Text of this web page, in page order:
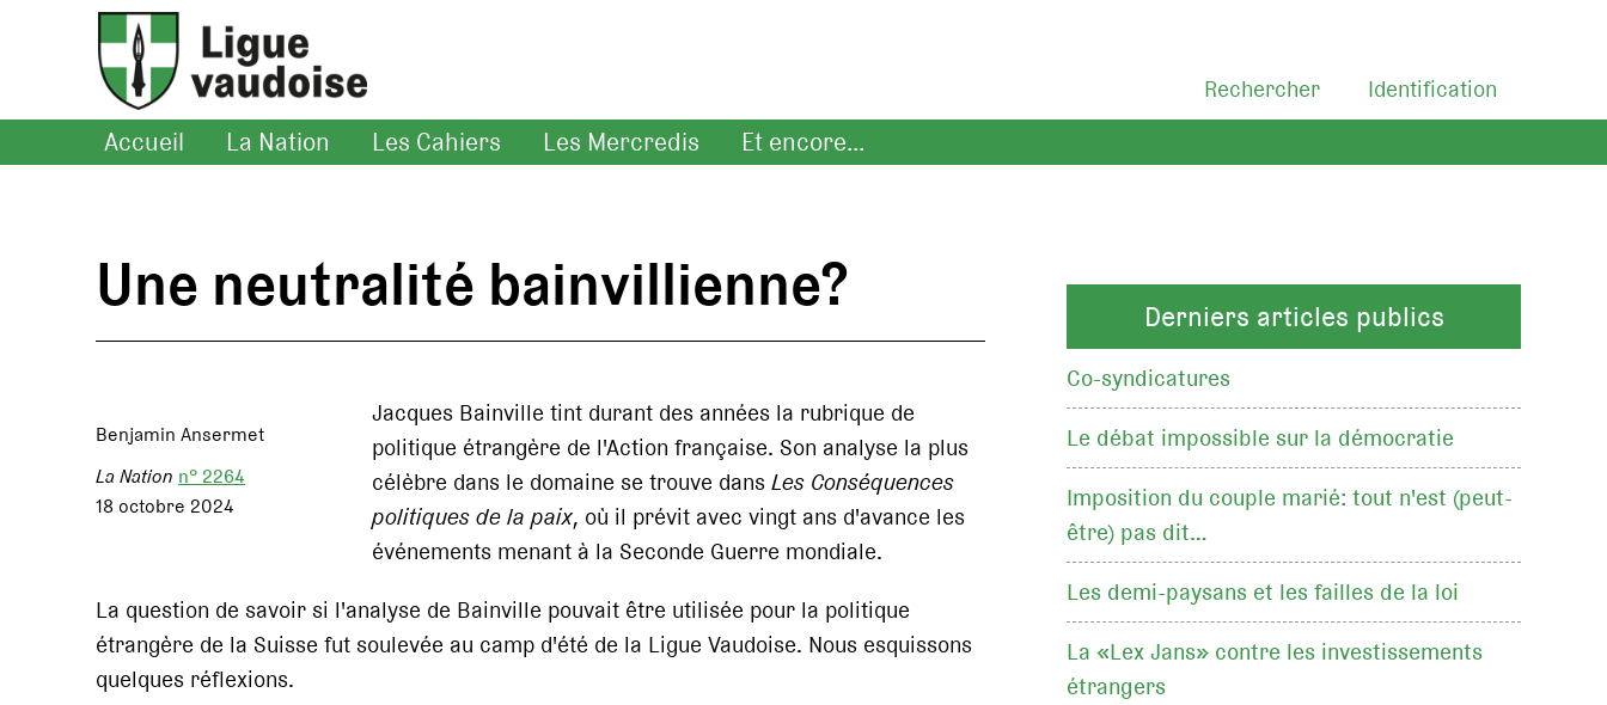
Identification
Rechercher
Accueil La Nation Les Cahiers Les Mercredis Et encore...
Une neutralité bainvillienne?
Benjamin Ansermet
La Nation n° 2264
18 octobre 2024
Jacques Bainville tint durant des années la rubrique de
politique étrangère de l'Action française. Son analyse la plus
célèbre dans le domaine se trouve dansLes Conséquences
politiques de la paix, où il prévit avec vingt ans d'avance les
événements menant à la Seconde Guerre mondiale.
La question de savoir si l'analyse de Bainville pouvait être utilisée pour la politique
étrangère de la Suisse fut soulevée au camp d'été de la Ligue Vaudoise. Nous esquissons
quelques réflexions.
Derniers articles publics
Co-syndicatures
Le débat impossible sur la démocratie
Imposition du couple marié: tout n'est (peut-
être) pas dit…
Les demi-paysans et les failles de la loi
La «Lex Jans» contre les investissements
étrangers